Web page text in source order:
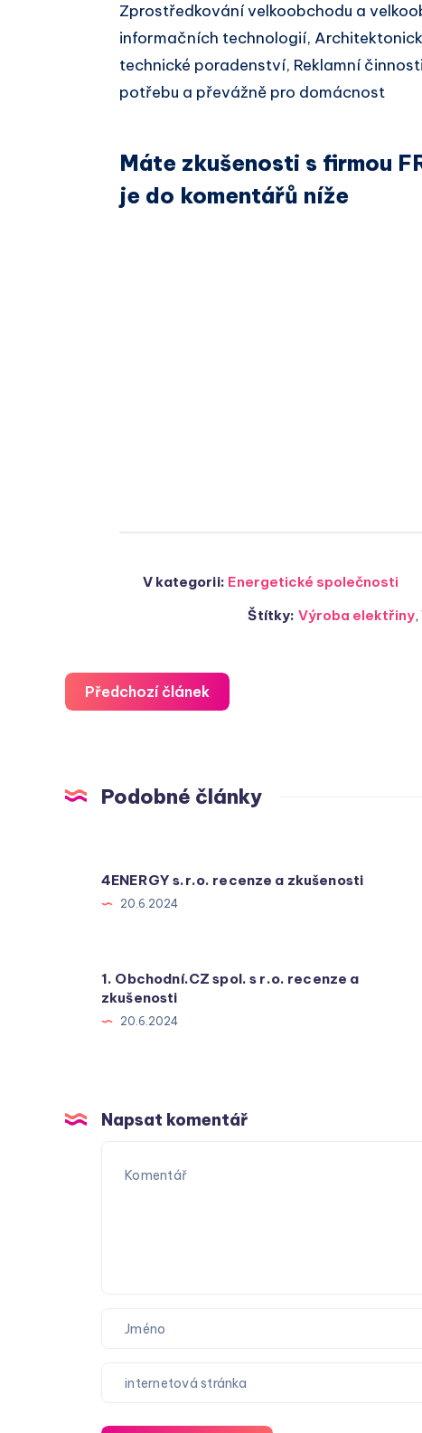
Zprostředkování velkoobchodu a
informačních technologií,
technické poradenství, Reklamní
potřebu a převážně pro domácnost
Máte zkušenosti s firmou
je do komentářů níže
V kategorii: Energetické společnosti
Štítky: Výroba elektřiny,
Předchozí článek
Podobné články
4ENERGY s.r.o. recenze a zkušenosti
20.6.2024
1. Obchodní.CZ spol. s r.o. recenze a
zkušenosti
20.6.2024
Napsat komentář